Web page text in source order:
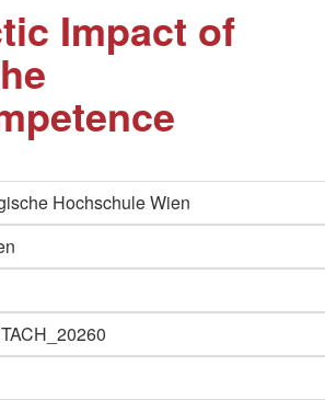
Impact of
Hochschule Wien